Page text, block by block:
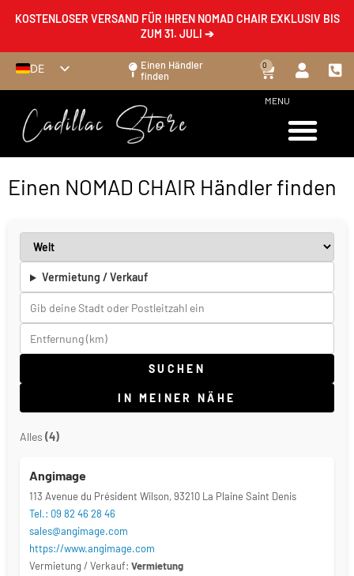
KOSTENLOSER VERSAND FÜR IHREN NOMAD CHAIR EXKLUSIV BIS
ZUM 31. JULI ➔
DE
FR
EN
ES
Einen Händler
finden
0
MENU
Einen NOMAD CHAIR Händler finden
Vermietung / Verkauf
SUCHEN
IN MEINER NÄHE
Alles (4)
Angimage
113 Avenue du Président Wilson, 93210 La Plaine Saint Denis
Tel.: 09 82 46 28 46
sales@angimage.com
https://www.angimage.com
Vermietung / Verkauf: Vermietung